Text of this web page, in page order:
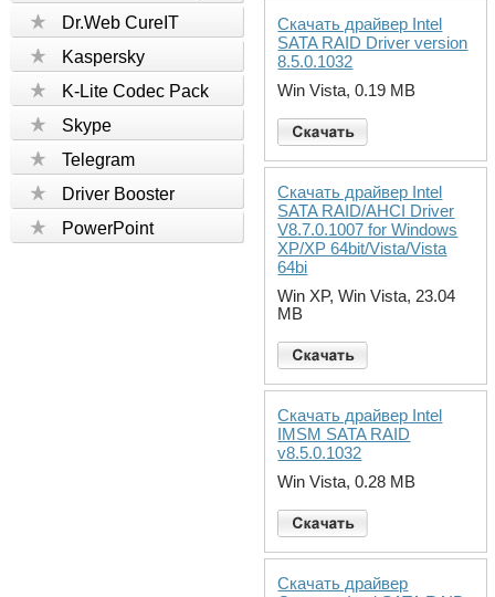
Dr.Web CureIT
Kaspersky
K-Lite Codec Pack
Skype
Telegram
Driver Booster
PowerPoint
Скачать драйвер Intel
SATA RAID Driver version
8.5.0.1032
Win Vista, 0.19 MB
Скачать драйвер Intel
SATA RAID/AHCI Driver
V8.7.0.1007 for Windows
XP/XP 64bit/Vista/Vista
64bi
Win XP, Win Vista, 23.04
MB
Скачать драйвер Intel
IMSM SATA RAID
v8.5.0.1032
Win Vista, 0.28 MB
Скачать драйвер